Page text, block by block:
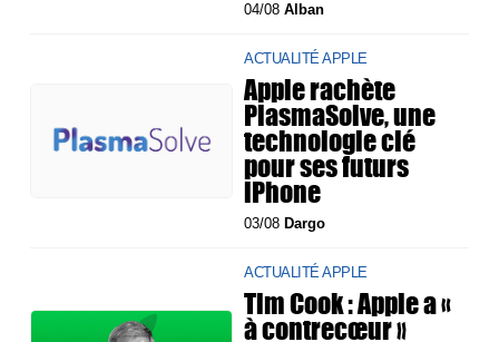
04/08Alban
ACTUALITÉ APPLE
Apple rachète
PlasmaSolve, une
technologie clé
pour ses futurs
iPhone
03/08 Dargo
ACTUALITÉ APPLE
Tim Cook : Apple a «
à contrecœur »